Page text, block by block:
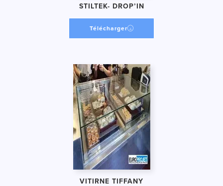
STILTEK- DROP’IN
Télécharger
VITIRNE TIFFANY